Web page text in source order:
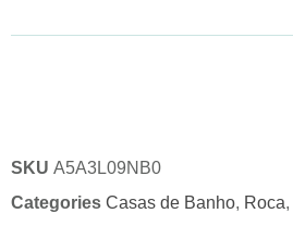
SKU A5A3L09NB0
Categories Casas de Banho, Roca,